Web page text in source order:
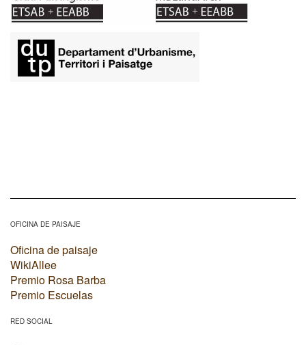
OFICINA DE PAISAJE
Oficina de paisaje
WikiAllee
Premio Rosa Barba
Premio Escuelas
RED SOCIAL